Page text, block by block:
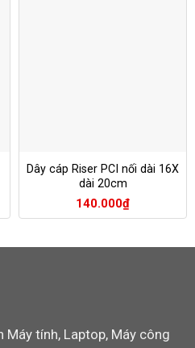
Dây cáp Riser PCI nối dài 16X
dài 20cm
140.000₫
Máy tính, Laptop, Máy công